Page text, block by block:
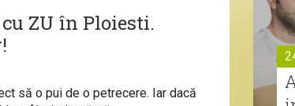
ZU în Ploiesti.
să o pui de o petrecere. Iar dacă